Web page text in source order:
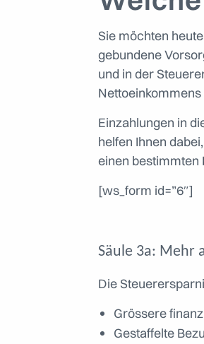
Sie möchten
gebundene
und in der
Nettoeinkommens
Einzahlungen in
helfen Ihnen
einen bestimmten
[ws_form id=”6″]
Säule 3a: Mehr
Die
Grössere
Gestaffelte